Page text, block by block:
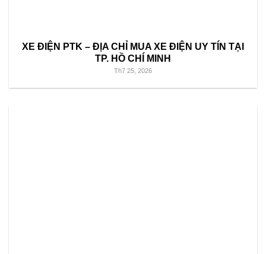
XE ĐIỆN PTK – ĐỊA CHỈ MUA XE ĐIỆN UY TÍN TẠI
TP. HỒ CHÍ MINH
Th7 25, 2026